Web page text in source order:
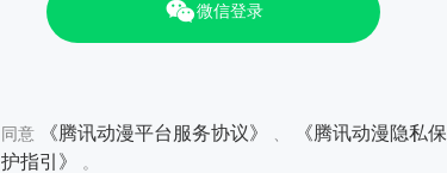
微信登录
同意 《腾讯动漫平台服务协议》
《腾讯动漫隐私保
护指引》
。